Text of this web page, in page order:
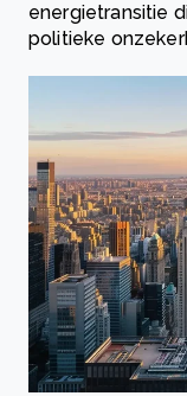
energietransitie
politieke